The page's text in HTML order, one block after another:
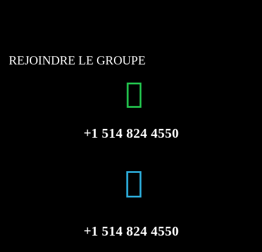
REJOINDRE LE GROUPE
+1 514 824 4550
+1 514 824 4550